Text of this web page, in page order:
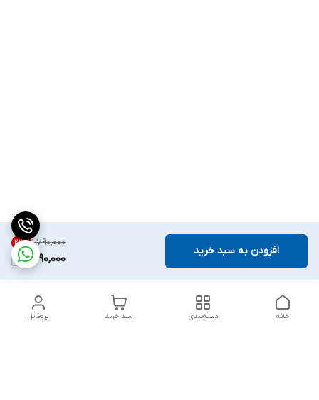
۱٬۷۹۰٬۰۰۰ 22%
1,390,000
افزودن به سبد خرید
پروفایل سبد خرید دسته‌بندی خانه